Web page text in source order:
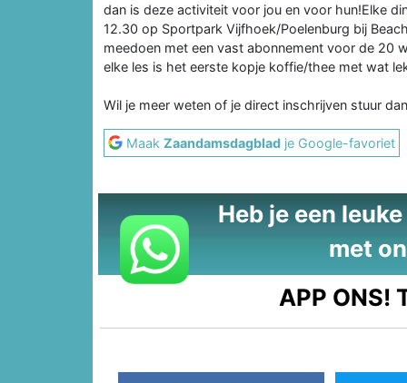
dan is deze activiteit voor jou en voor hun!Elke
12.30 op Sportpark Vijfhoek/Poelenburg bij
meedoen met een vast abonnement voor de 20
elke les is het eerste kopje koffie/thee met wat
Wil je meer weten of je direct inschrijven stuur
Maak Zaandamsdagblad je Google-favoriet
Heb je een
met
APP ONS!